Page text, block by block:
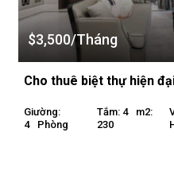
$3,500/Tháng
Giường:
4
Phòng
Tắm: 4
M2:
230